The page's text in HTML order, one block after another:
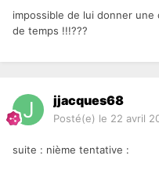
impossible de lui donner une
de temps !!!???
jjacques68
Posté(e) le 22 avril
suite : nième tentative :